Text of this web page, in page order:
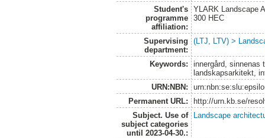
Student's
programme
affiliation:
YLARK Landscape
300 HEC
Supervising
department:
(LTJ, LTV) >
Keywords:
innergård, sinnenas
landskapsarkitekt,
URN:NBN:
Permanent URL:
http://urn.kb.se/
Subject. Use of
subject categories
until 2023-04-30.:
Landscape